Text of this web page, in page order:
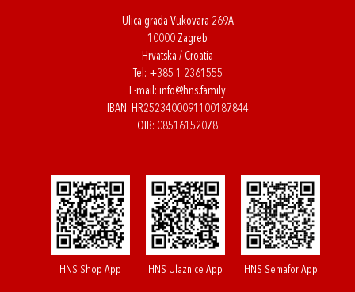
Ulica grada Vukovara 269A
10000 Zagreb
Hrvatska / Croatia
Tel: +385 1 2361555
E-mail: info@hns.family
IBAN: HR2523400091100187844
OIB: 08516152078
HNS Shop App HNS Ulaznice App HNS Semafor App